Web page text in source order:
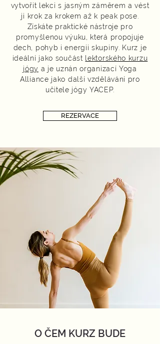
vytvořit lekci s jasným záměrem a vést
ji krok za krokem až k peak pose.
Získáte praktické nástroje pro
promyšlenou výuku, která propojuje
dech, pohyb i energii skupiny. Kurz je
ideální jako součást
lektorského kurzu
jógy a je uznán organizací Yoga
Alliance jako další vzdělávání pro
učitele jógy YACEP.​
REZERVACE
O ČEM KURZ BUDE